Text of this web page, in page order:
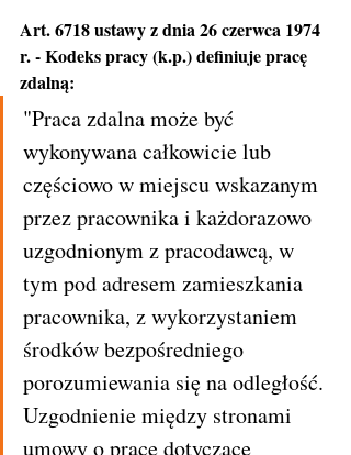
Art. 6718 ustawy z dnia 26 czerwca 1974
r. - Kodeks pracy (k.p.) definiuje pracę
zdalną:
"Praca zdalna może być
wykonywana całkowicie lub
częściowo w miejscu wskazanym
przez pracownika i każdorazowo
uzgodnionym z pracodawcą, w
tym pod adresem zamieszkania
pracownika, z wykorzystaniem
środków bezpośredniego
porozumiewania się na odległość.
Uzgodnienie między stronami
umowy o pracę dotyczące